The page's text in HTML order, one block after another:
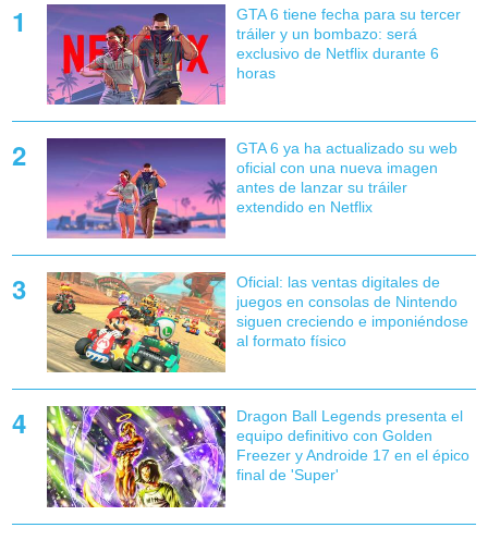
GTA 6 tiene fecha para su tercer
tráiler y un bombazo: será
exclusivo de Netflix durante 6
horas
GTA 6 ya ha actualizado su web
oficial con una nueva imagen
antes de lanzar su tráiler
extendido en Netflix
Oficial: las ventas digitales de
juegos en consolas de Nintendo
siguen creciendo e imponiéndose
al formato físico
Dragon Ball Legends presenta el
equipo definitivo con Golden
Freezer y Androide 17 en el épico
final de 'Super'